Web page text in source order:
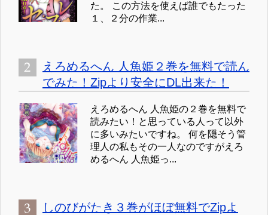
た。 この方法を使えば誰でもたった
１、２分の作業...
えろめるへん 人魚姫２巻を無料で読ん
でみた！Zipより安全にDL出来た！
えろめるへん 人魚姫の２巻を無料で
読みたい！と思っている人って以外
に多いみたいですね。 何を隠そう管
理人の私もその一人なのですがえろ
めるへん 人魚姫っ...
しのびがたき３巻がほぼ無料でZipよ